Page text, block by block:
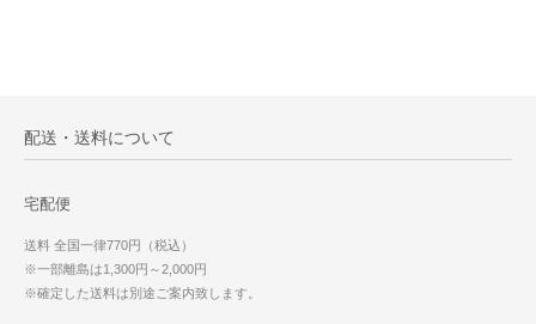
配送・送料について
宅配便
送料 全国一律770円（税込）
※一部離島は1,300円～2,000円
※確定した送料は別途ご案内致します。